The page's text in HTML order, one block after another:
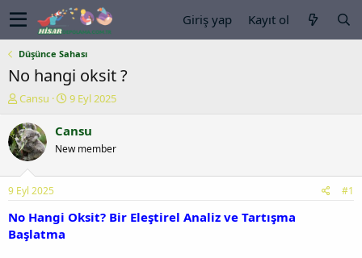
Giriş yap Kayıt ol
Düşünce Sahası
No hangi oksit ?
K
n
u
y
b
a
ş
a
Cansu
B
ş
a
ç
9 Eyl 2025
Cansu
New member
9 Eyl 2025 #1
No Hangi Oksit? Bir Eleştirel Analiz ve Tartışma
Başlatma